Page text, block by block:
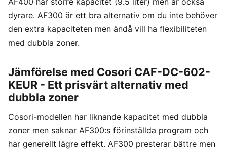
dyrare. AF300 är ett bra alternativ om du inte behöver
den extra kapaciteten men ändå vill ha flexibiliteten
med dubbla zoner.
Jämförelse med Cosori CAF-DC-602-
KEUR - Ett prisvärt alternativ med
dubbla zoner
Cosori-modellen har liknande kapacitet med dubbla
zoner men saknar AF300:s förinställda program och
har generellt lägre effekt. AF300 presterar bättre men